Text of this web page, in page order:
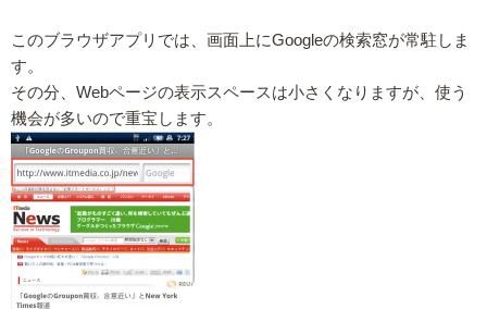
このブラウザアプリでは、画面上にGoogleの検索窓が常駐しま
す。
その分、Webページの表示スペースは小さくなりますが、使う
機会が多いので重宝します。